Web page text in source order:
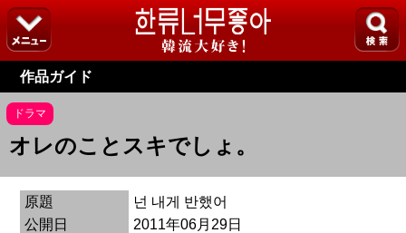
作品ガイド
ドラマ
オレのことスキでしょ。
原題
넌 내게 반했어
公開日
2011年06月29日